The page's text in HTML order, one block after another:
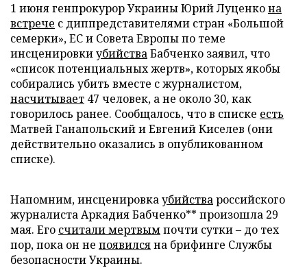
1 июня генпрокурор Украины Юрий Луценкона
встрече с диппредставителями стран «Большой
семерки», ЕС и Совета Европы по теме
инсценировкиубийстваБабченко заявил, что
«список потенциальных жертв», которых якобы
собирались убить вместе с журналистом,
насчитывает 47 человек, а не около 30, как
говорилось ранее. Сообщалось, что в списке есть
Матвей Ганапольский и Евгений Киселев (они
действительно оказались в опубликованном
списке).
Напомним, инсценировкаубийствароссийского
журналиста Аркадия Бабченко** произошла 29
мая. Его считали мертвымпочти сутки – до тех
пор, пока он не появилсяна брифинге Службы
безопасности Украины.